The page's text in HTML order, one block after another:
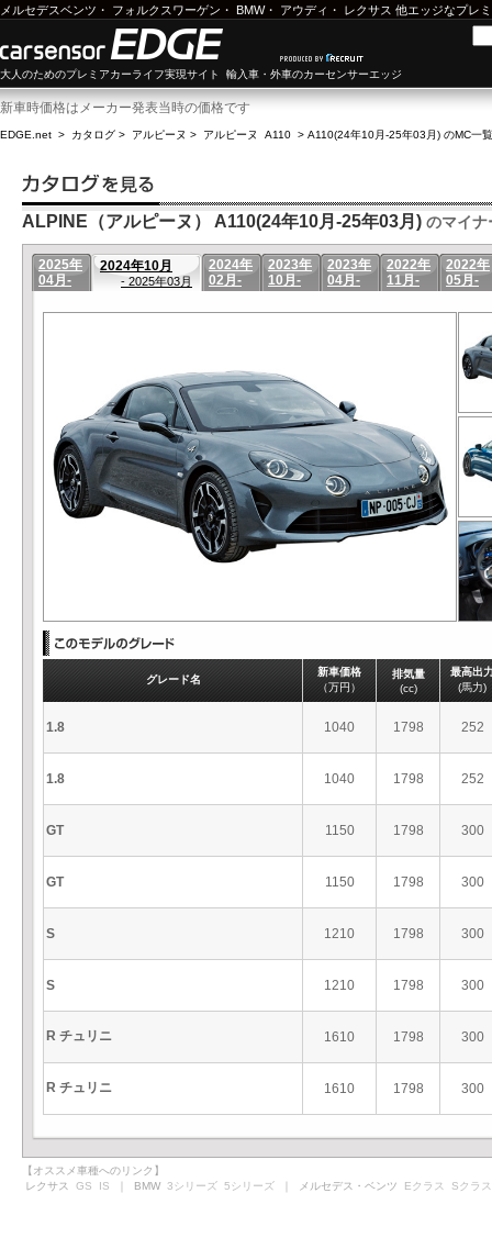
メルセデスベンツ ・ フォルクスワーゲン ・ BMW・ アウディ ・ レクサス 他エッジなプレ
大人のためのプレミアカーライフ実現サイト 輸入車・外車のカーセンサーエッジ
新車時価格はメーカー発表当時の価格です
EDGE.net > カタログ > アルピーヌ > アルピーヌ A110 > A110(24年10月-25年03月) のMC一覧
ALPINE（アルピーヌ） A110(24年10月-25年03月) のマイナ
2025年
04月-
2024年10月
- 2025年03月
2024年
02月-
2023年
10月-
2023年
04月-
2022年
11月-
2022年
05月-
グレード名
新車価格
（万円）
排気量
(cc)
最高出
(馬力)
1.8 1040 1798 252
1.8 1040 1798 252
GT 1150 1798 300
GT 1150 1798 300
S 1210 1798 300
S 1210 1798 300
R チュリニ 1610 1798 300
R チュリニ 1610 1798 300
【オススメ車種へのリンク】
レクサス GS IS ｜ BMW 3シリーズ 5シリーズ ｜ メルセデス・ベンツ Eクラス Sクラス